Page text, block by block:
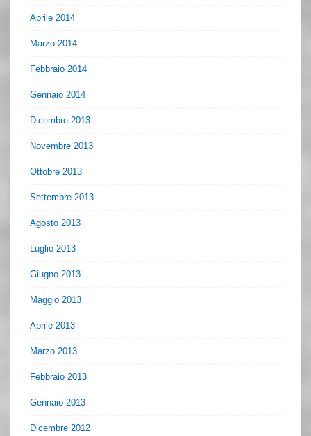
Aprile 2014
Marzo 2014
Febbraio 2014
Gennaio 2014
Dicembre 2013
Novembre 2013
Ottobre 2013
Settembre 2013
Agosto 2013
Luglio 2013
Giugno 2013
Maggio 2013
Aprile 2013
Marzo 2013
Febbraio 2013
Gennaio 2013
Dicembre 2012